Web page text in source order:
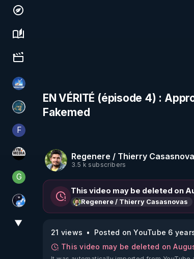
Economy, environment & technology
Science, history & spirituality
Culture, media & entertainment
PAROLE LIBRE
Réinformation sur le monde
FFinalscape
HYM.MEDIA
G Generousbear
Chercheur de vérité
▼
EN VÉRITÉ (épisode 4) :
Fakemed
Regenere / Thierry
3.5 k subscribers
This video may be deleted on
Regenere / Thierry Casasnovas
21 views
Posted on YouTube 6
This video may be deleted on